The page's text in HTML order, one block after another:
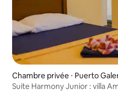
Chambre privée ⋅ Puerto
Suite Harmony Junior : villa